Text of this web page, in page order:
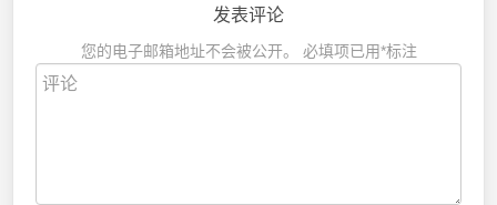
发表评论
您的电子邮箱地址不会被公开。 必填项已用*标注